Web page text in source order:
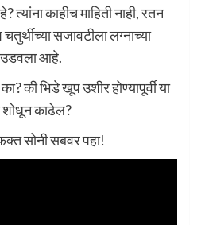
काहीच माहिती नाही, रतन
सजावटीला लग्नाच्या
उडवला आहे.
की भिडे खूप उशीर होण्यापूर्वी या
शोधून काढेल?
सोनी सबवर पहा!